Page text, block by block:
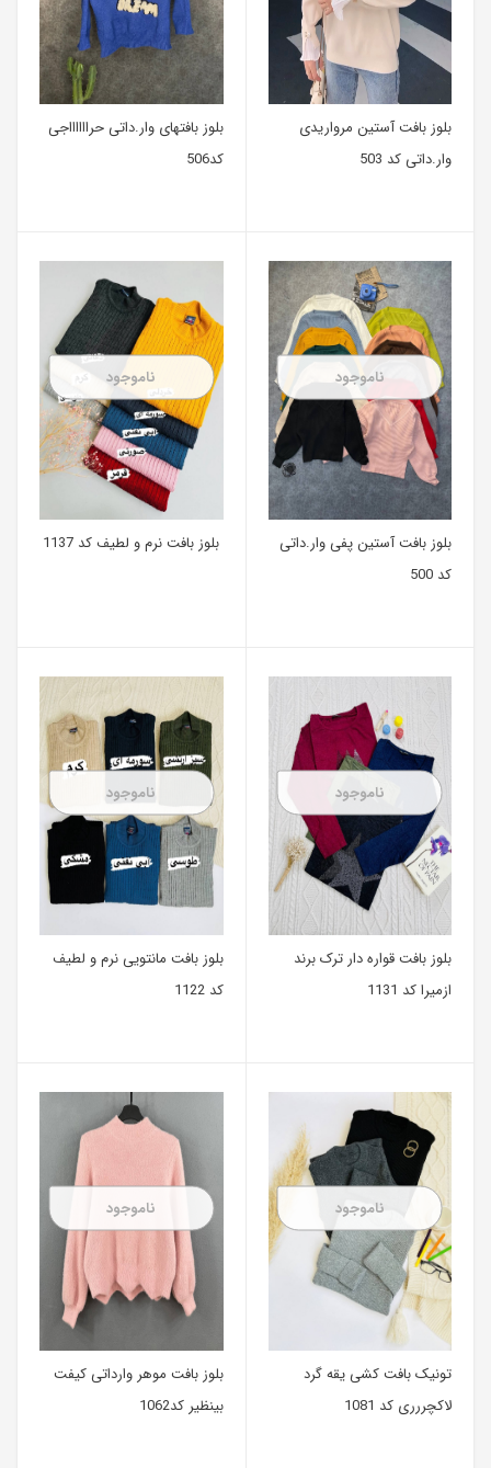
بلوز بافت آستین مرواریدی
وا‌ر.داتی کد 503
بلوز بافتهای وا‌ر.داتی حرااااااجی
کد506
بلوز بافت آستین پفی وا‌ر.داتی
کد 500
ناموجود
بلوز بافت نرم و لطیف کد 1137
ناموجود
بلوز بافت قواره دار ترک برند
ازمیرا کد 1131
ناموجود
بلوز بافت مانتویی نرم و لطیف
کد 1122
ناموجود
تونیک بافت کشی یقه گرد
لاکچررری کد 1081
ناموجود
بلوز بافت موهر وارداتی کیفت
بینظیر کد1062
ناموجود